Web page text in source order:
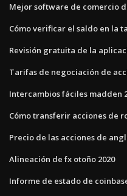
Mejor software de comercio
Cómo verificar el saldo en la
Revisión gratuita de la
Tarifas de negociación de
Intercambios fáciles madden
Cómo transferir acciones de
Precio de las acciones de
Alineación de fx otoño 2020
Informe de estado de